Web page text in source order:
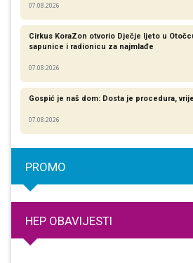
07.08.2026
Cirkus KoraZon otvorio Dječje ljeto u
sapunice i radionicu za najmlađe
07.08.2026
Gospić je naš dom: Dosta je procedura,
07.08.2026
PROMO
HEP OBAVIJESTI